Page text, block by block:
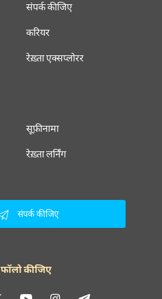
संपर्क कीजिए
करियर
रेख़्ता एक्सप्लोरर
सूफ़ीनामा
रेख़्ता लर्निंग
संपर्क कीजिए
फॉलो कीजिए